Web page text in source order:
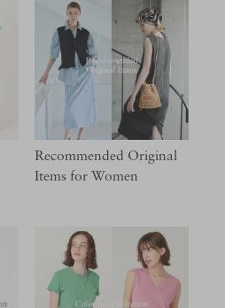
Recommended Original
Items for Women